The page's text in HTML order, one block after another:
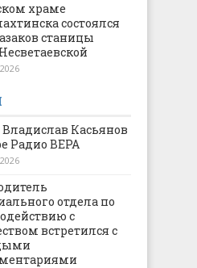
храме
состоялся
станицы
Касьянов
Радио ВЕРА
отдела по
с
встретился с